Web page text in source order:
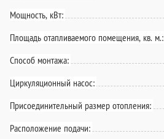
Мощность, кВт:
Площадь отапливаемого помещения, кв. м.:
Способ монтажа:
Циркуляционный насос:
Присоединительный размер отопления:
Расположение подачи: